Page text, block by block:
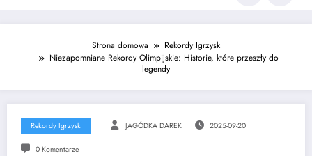
Strona domowa
Rekordy Igrzysk
Niezapomniane Rekordy Olimpijskie: Historie, które przeszły do
legendy
Rekordy Igrzysk JAGÓDKA DAREK 2025-09-20
0 Komentarze